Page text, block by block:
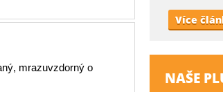
mrazuvzdorný o
Více
NAŠE